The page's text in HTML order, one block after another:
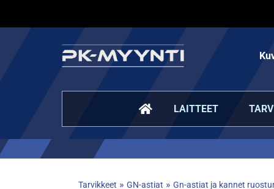
LAITTEET
Tarvikkeet » GN-astiat » Gn-astiat ja kannet